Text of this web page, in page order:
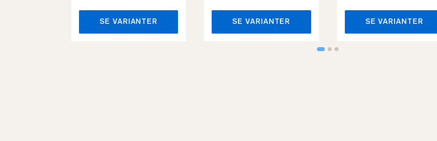
SE VARIANTER SE VARIANTER SE VARIANTER